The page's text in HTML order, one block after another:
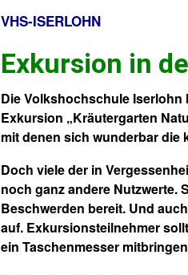
VHS-ISERLOHN
Exkursion in
Die Volkshochschule Iserlohn
Exkursion „Kräutergarten
mit denen sich wunderbar die
Doch viele der in
noch ganz andere Nutzwerte.
Beschwerden bereit. Und
auf. Exkursionsteilnehmer
ein Taschenmesser